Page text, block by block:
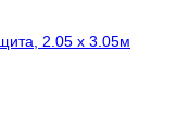
2.05 х 3.05м